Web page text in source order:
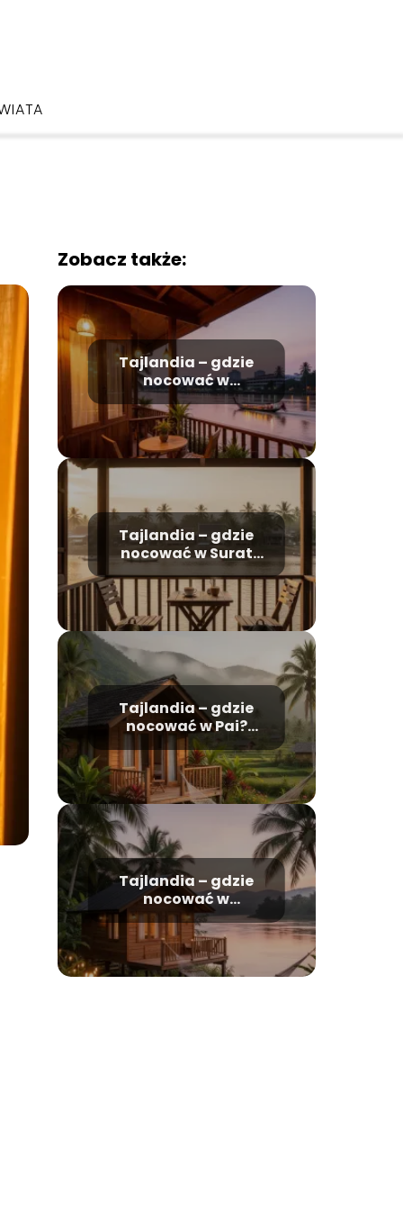
Zobacz także:
Tajlandia – gdzie
nocować w
Nonthaburi?
Tajlandia – gdzie
nocować w Surat
Thani?
Tajlandia – gdzie
nocować w Pai?
Najlepsze miejsca i
ceny
Tajlandia – gdzie
nocować w
Kanchanaburi?